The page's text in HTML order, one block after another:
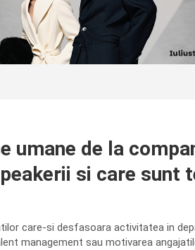
umane de la
si care sunt
care-si desfasoara activitatea in
management sau motivarea